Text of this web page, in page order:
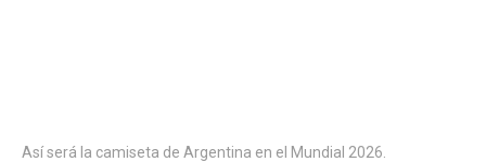
Así será la camiseta de Argentina en el Mundial 2026.